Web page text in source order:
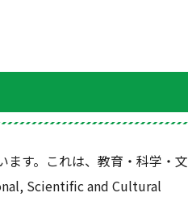
ます。これは、教育・科学・文
Scientific and Cultural